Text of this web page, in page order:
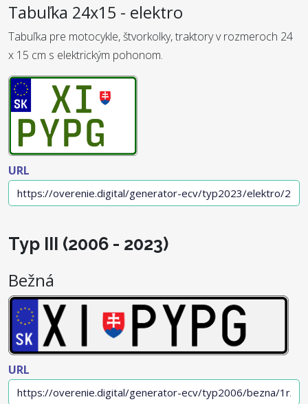
Tabuľka 24x15 - elektro
Tabuľka pre motocykle, štvorkolky, traktory v rozmeroch 24
x 15 cm s elektrickým pohonom.
URL
Typ III (2006 - 2023)
Bežná
URL